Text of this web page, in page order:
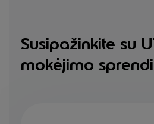
Susipažinkite su
mokėjimo